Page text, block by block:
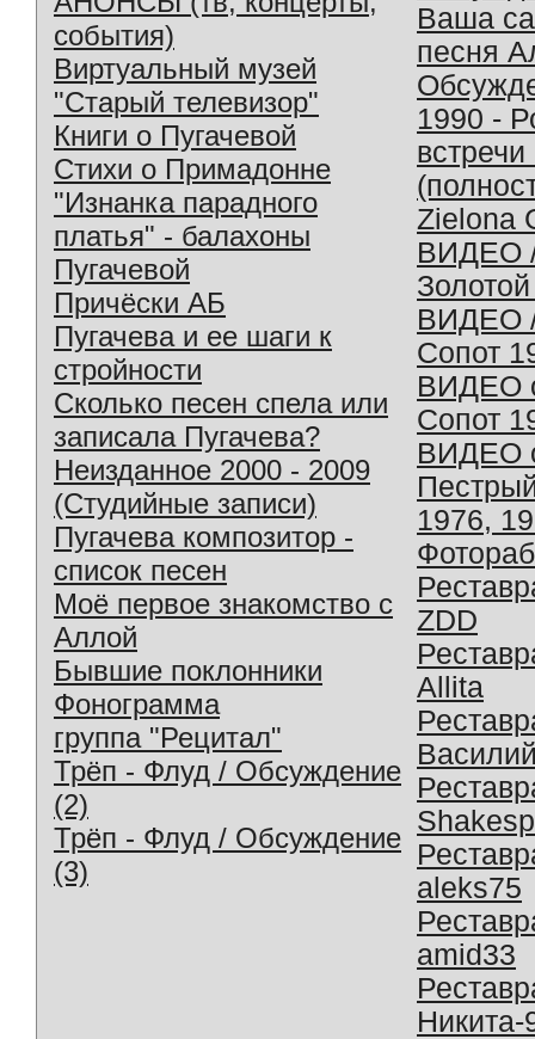
события)
Виртуальный музей
"Старый телевизор"
Книги о Пугачевой
Стихи о Примадонне
"Изнанка парадного
платья" - балахоны
Пугачевой
Причёски АБ
Пугачева и ее шаги к
стройности
Сколько песен спела или
записала Пугачева?
Неизданное 2000 - 2009
(Студийные записи)
Пугачева композитор -
список песен
Моё первое знакомство с
Аллой
Бывшие поклонники
Фонограмма
группа "Рецитал"
Трёп - Флуд / Обсуждение
(2)
Трёп - Флуд / Обсуждение
(3)
Ваша
песня
1990 -
Zielona
ВИДЕО
ВИДЕО
Сопот
ВИДЕО
Сопот
ВИДЕО
1976,
ZDD
Allita
aleks75
amid33
Никита-